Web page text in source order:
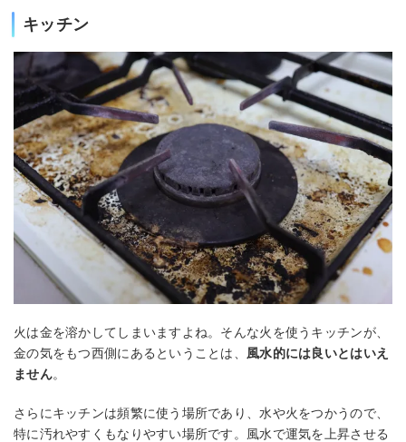
キッチン
火は金を溶かしてしまいますよね。そんな火を使うキッチンが、
金の気をもつ西側にあるということは、 風水的には良いとはいえ
ません。
さらにキッチンは頻繁に使う場所であり、水や火をつかうので、
特に汚れやすくもなりやすい場所です。風水で運気を上昇させる